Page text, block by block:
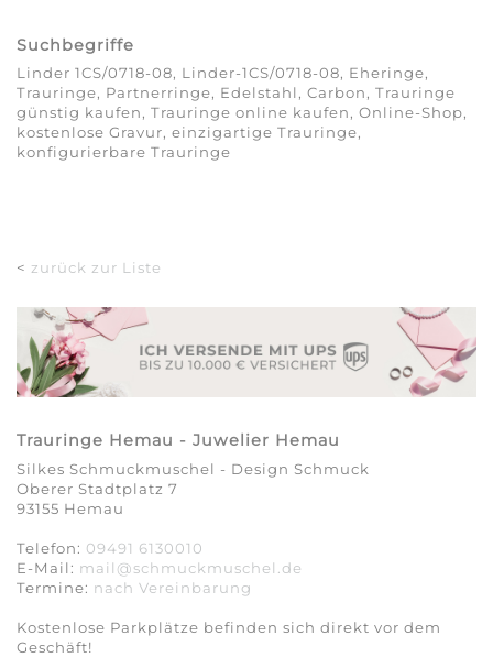
Suchbegriffe
Linder 1CS/0718-08, Linder-1CS/0718-08, Eheringe,
Trauringe, Partnerringe, Edelstahl, Carbon, Trauringe
günstig kaufen, Trauringe online kaufen, Online-Shop,
kostenlose Gravur, einzigartige Trauringe,
konfigurierbare Trauringe
< zurück zur Liste
Trauringe Hemau - Juwelier Hemau
Silkes Schmuckmuschel - Design Schmuck
Oberer Stadtplatz 7
93155 Hemau
Telefon: 09491 6130010
E-Mail: mail@schmuckmuschel.de
Termine: nach Vereinbarung​​​​​​​
Kostenlose Parkplätze befinden sich direkt vor dem
Geschäft!